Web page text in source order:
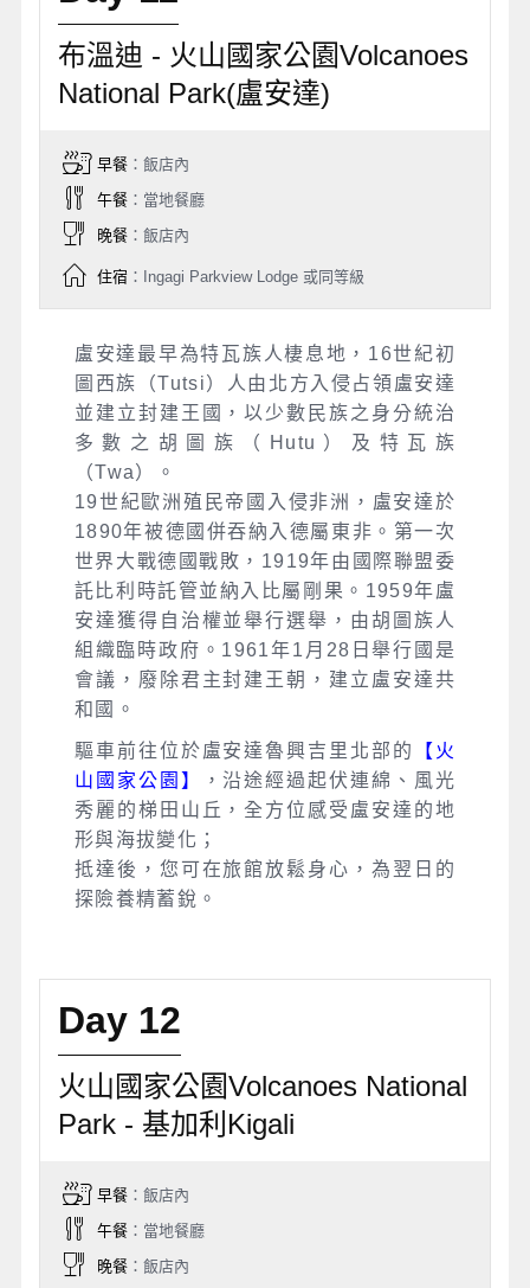
布溫迪 - 火山國家公園Volcanoes
National Park(盧安達)
早餐：飯店內
午餐：當地餐廳
晚餐：飯店內
住宿：Ingagi Parkview Lodge 或同等級
盧安達最早為特瓦族人棲息地，16世紀初
圖西族（Tutsi）人由北方入侵占領盧安達
並建立封建王國，以少數民族之身分統治
多數之胡圖族（Hutu）及特瓦族
（Twa）。
19世紀歐洲殖民帝國入侵非洲，盧安達於
1890年被德國併吞納入德屬東非。第一次
世界大戰德國戰敗，1919年由國際聯盟委
託比利時託管並納入比屬剛果。1959年盧
安達獲得自治權並舉行選舉，由胡圖族人
組織臨時政府。1961年1月28日舉行國是
會議，廢除君主封建王朝，建立盧安達共
和國。
驅車前往位於盧安達魯興吉里北部的
【火
山國家公園】
，沿途經過起伏連綿、風光
秀麗的梯田山丘，全方位感受盧安達的地
形與海拔變化；
抵達後，您可在旅館放鬆身心，為翌日的
探險養精蓄銳。
Day 12
火山國家公園Volcanoes National
Park - 基加利Kigali
早餐：飯店內
午餐：當地餐廳
晚餐：飯店內